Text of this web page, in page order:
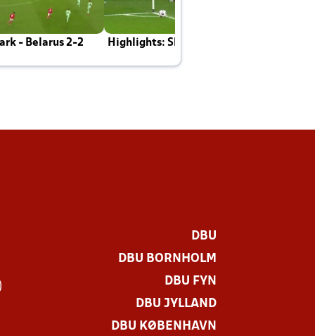
- Belarus 2-2 Highlights: Skotland - Danmark 4-2
DBU
DBU BORNHOLM
DBU FYN
DBU JYLLAND
DBU KØBENHAVN